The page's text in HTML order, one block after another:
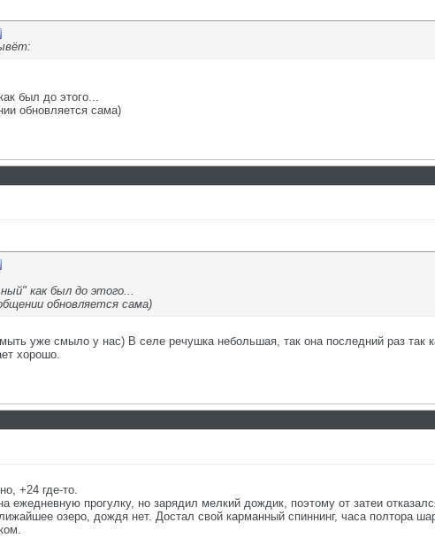
был до этого...
обновляется сама)
как был до этого...
обновляется сама)
уже смыло у нас) В селе речушка небольшая, так она последний раз так
хорошо.
+24 где-то.
ежедневную прогулку, но зарядил мелкий дождик, поэтому от затеи
озеро, дождя нет. Достал свой карманный спиннинг, часа полтора